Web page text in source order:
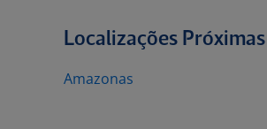
Localizações Próximas
Amazonas